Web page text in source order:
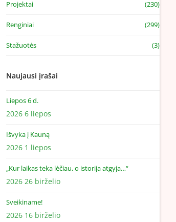
Projektai (230)
Renginiai (299)
Stažuotės (3)
Naujausi įrašai
Liepos 6 d.
2026 6 liepos
Išvyka į Kauną
2026 1 liepos
„Kur laikas teka lėčiau, o istorija atgyja…“
2026 26 birželio
Sveikiname!
2026 16 birželio